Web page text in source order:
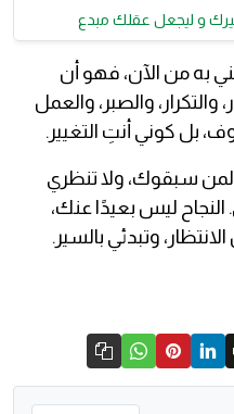
به من الآن، فهو أن
والتكرار، والصبر، والعمل
بل كوني أنتِ التغيير.
لمن سبقوك، ولا تنظري
ليس بعيدًا عنك،
وتبدئي بالسير.